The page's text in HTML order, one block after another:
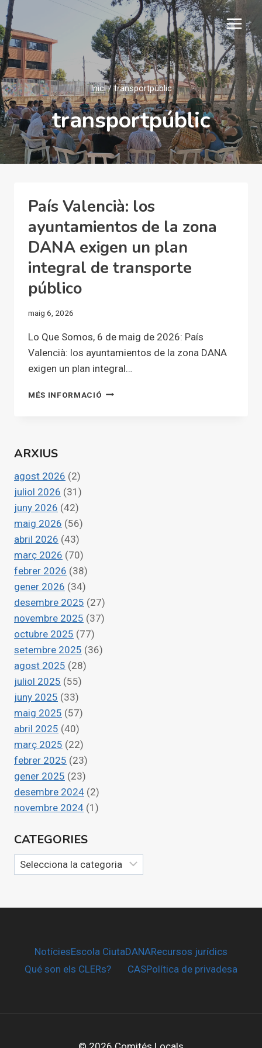
Vés
al
contingut
Inici / transportpúblic
transportpúblic
País Valencià: los
ayuntamientos de la zona
DANA exigen un plan
integral de transporte
público
maig 6, 2026
Lo Que Somos, 6 de maig de 2026: País
Valencià: los ayuntamientos de la zona DANA
exigen un plan integral…
MÉS INFORMACIÓ PAÍS
ARXIUS
agost 2026 (2)
juliol 2026 (31)
juny 2026 (42)
maig 2026 (56)
abril 2026 (43)
març 2026 (70)
febrer 2026 (38)
gener 2026 (34)
desembre 2025 (27)
novembre 2025 (37)
octubre 2025 (77)
setembre 2025 (36)
agost 2025 (28)
juliol 2025 (55)
juny 2025 (33)
maig 2025 (57)
abril 2025 (40)
març 2025 (22)
febrer 2025 (23)
gener 2025 (23)
desembre 2024 (2)
novembre 2024 (1)
CATEGORIES
Categories
NotíciesEscola CiutaDANARecursos jurídics
Qué son els CLERs?
CASPolítica de privadesa